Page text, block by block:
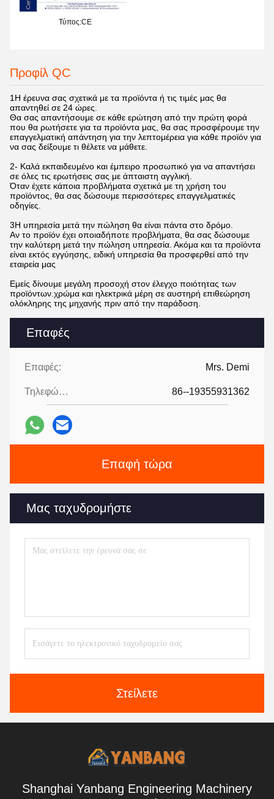
Επαφές
Επαφές: Mrs. Demi
Τηλεφώνημα: 86--19355931362
Επαφή τώρα
Μας ταχυδρομήστε
Στείλετε
Τύπος:CE
Προφίλ QC
1Η έρευνα σας σχετικά με τα προϊόντα ή τις τιμές μας θα
απαντηθεί σε 24 ώρες.
Θα σας απαντήσουμε σε κάθε ερώτηση από την πρώτη φορά
που θα ρωτήσετε για τα προϊόντα μας, θα σας προσφέρουμε την
επαγγελματική απάντηση για την λεπτομέρεια για κάθε προϊόν για
να σας δείξουμε τι θέλετε να μάθετε.
2- Καλά εκπαιδευμένο και έμπειρο προσωπικό για να απαντήσει
σε όλες τις ερωτήσεις σας με άπταιστη αγγλική.
Όταν έχετε κάποια προβλήματα σχετικά με τη χρήση του
προϊόντος, θα σας δώσουμε περισσότερες επαγγελματικές
οδηγίες.
3Η υπηρεσία μετά την πώληση θα είναι πάντα στο δρόμο.
Αν το προϊόν έχει οποιαδήποτε προβλήματα, θα σας δώσουμε
την καλύτερη μετά την πώληση υπηρεσία. Ακόμα και τα προϊόντα
είναι εκτός εγγύησης, ειδική υπηρεσία θα προσφερθεί από την
εταιρεία μας
Εμείς δίνουμε μεγάλη προσοχή στον έλεγχο ποιότητας των
προϊόντων.χρώμα και ηλεκτρικά μέρη σε αυστηρή επιθεώρηση
ολόκληρης της μηχανής πριν από την παράδοση.
Shanghai Yanbang Engineering Machinery